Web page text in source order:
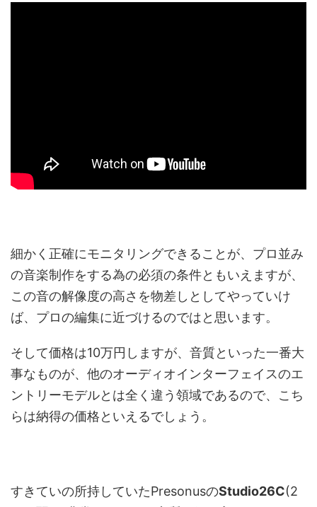
細かく正確にモニタリングできることが、プロ並み
の音楽制作をする為の必須の条件ともいえますが、
この音の解像度の高さを物差しとしてやっていけ
ば、プロの編集に近づけるのではと思います。
そして価格は10万円しますが、音質といった一番大
事なものが、他のオーディオインターフェイスのエ
ントリーモデルとは全く違う領域であるので、こち
らは納得の価格といえるでしょう。
すきていの所持していたPresonusのStudio26C(2